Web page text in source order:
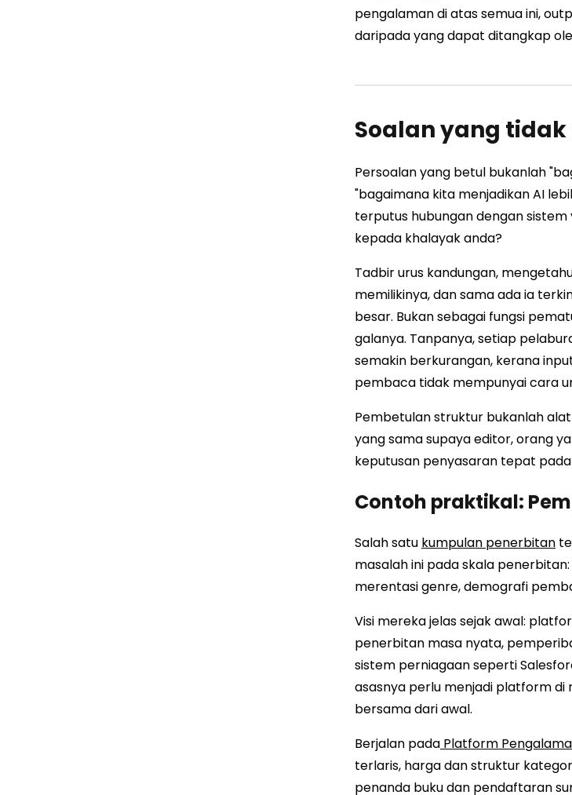
pengalaman di atas semua ini,
daripada yang dapat ditangkap
Soalan yang
Persoalan yang betul bukanlah
"bagaimana kita menjadikan AI
terputus hubungan dengan
kepada khalayak anda?
Tadbir urus kandungan,
memilikinya, dan sama ada ia
besar. Bukan sebagai fungsi
galanya. Tanpanya, setiap
semakin berkurangan, kerana
pembaca tidak mempunyai cara
Pembetulan struktur bukanlah
yang sama supaya editor, orang
keputusan penyasaran tepat
Contoh praktikal:
Salah satu kumpulan penerbitan
masalah ini pada skala
merentasi genre, demografi
Visi mereka jelas sejak awal:
penerbitan masa nyata,
sistem perniagaan seperti
asasnya perlu menjadi platform di
bersama dari awal.
Berjalan pada Platform
terlaris, harga dan struktur
penanda buku dan pendaftaran